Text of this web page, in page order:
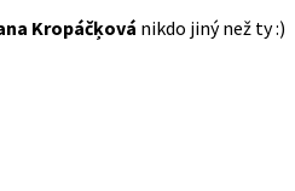
Kropáčķová nikdo jiný než ty :)